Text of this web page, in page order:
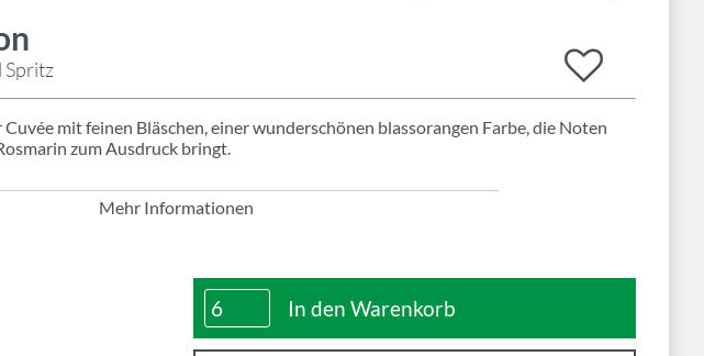
Spritz
mit feinen Bläschen, einer wunderschönen blassorangen Farbe, die Noten
zum Ausdruck bringt.
Mehr Informationen